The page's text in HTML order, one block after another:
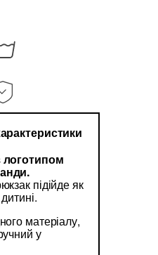
логотипом
підійде як
матеріалу,
у